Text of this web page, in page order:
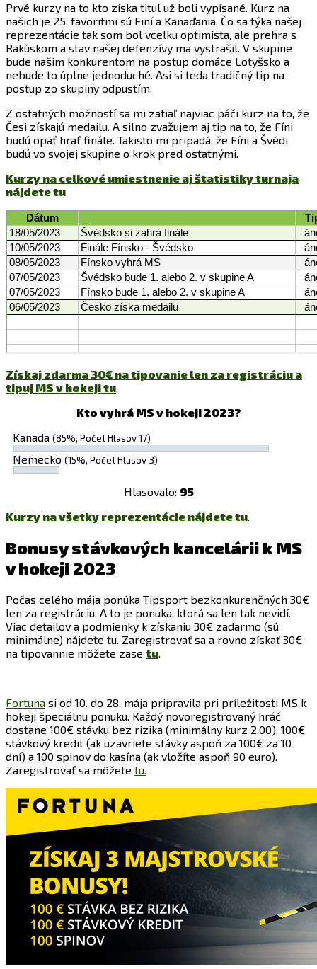
Prvé kurzy na to kto získa titul už boli vypísané. Kurz na
našich je 25, favoritmi sú Finí a Kanaďania. Čo sa týka našej
reprezentácie tak som bol vcelku optimista, ale prehra s
Rakúskom a stav našej defenzívy ma vystrašil. V skupine
bude našim konkurentom na postup domáce Lotyšsko a
nebude to úplne jednoduché. Asi si teda tradičný tip na
postup zo skupiny odpustím.
Z ostatných možností sa mi zatiaľ najviac páči kurz na to, že
Česi získajú medailu. A silno zvažujem aj tip na to, že Fíni
budú opäť hrať finále. Takisto mi pripadá, že Fíni a Švédi
budú vo svojej skupine o krok pred ostatnými.
Kurzy na celkové umiestnenie aj štatistiky turnaja
nájdete tu
Získaj zdarma 30€ na tipovanie len za registráciu a
tipuj MS v hokeji tu.
Kto vyhrá MS v hokeji 2023?
Kanada (85%, Počet Hlasov 17)
Nemecko (15%, Počet Hlasov 3)
Hlasovalo: 95
Kurzy na všetky reprezentácie nájdete tu.
Bonusy stávkových kancelárii k MS
v hokeji 2023
Počas celého mája ponúka Tipsport bezkonkurenčných 30€
len za registráciu. A to je ponuka, ktorá sa len tak nevidí.
Viac detailov a podmienky k získaniu 30€ zadarmo (sú
minimálne) nájdete tu. Zaregistrovať sa a rovno získať 30€
na tipovannie môžete zase tu.
Fortuna si od 10. do 28. mája pripravila pri príležitosti MS k
hokeji špeciálnu ponuku. Každý novoregistrovaný hráč
dostane 100€ stávku bez rizika (minimálny kurz 2,00), 100€
stávkový kredit (ak uzavriete stávky aspoň za 100€ za 10
dní) a 100 spinov do kasína (ak vložíte aspoň 90 euro).
Zaregistrovať sa môžete tu.